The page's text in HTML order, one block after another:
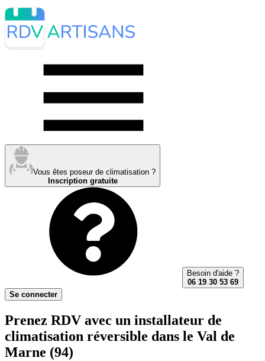
Vous êtes poseur de climatisation ?
Inscription gratuite
Besoin d'aide ?
06 19 30 53 69
Se connecter
Prenez RDV avec un installateur de
climatisation réversible dans le Val de
Marne (94)